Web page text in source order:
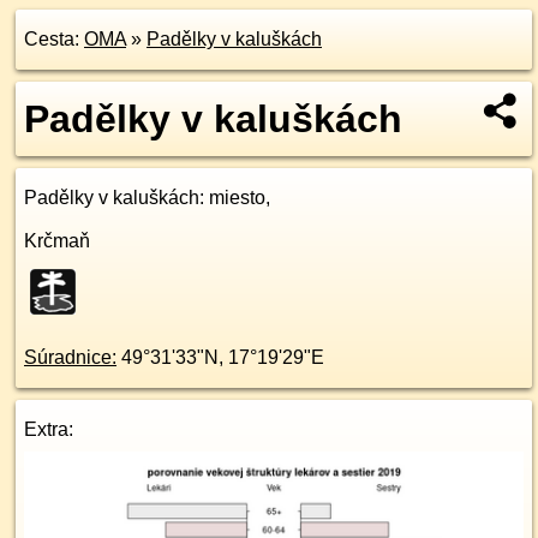
Cesta: OMA» Padělky v kaluškách
Padělky v kaluškách
Padělky v kaluškách: miesto,
Krčmaň
Súradnice: 49°31'33"N , 17°19'29"E
Extra: